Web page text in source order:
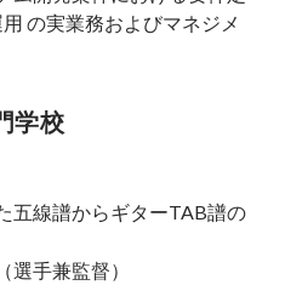
の実業務およびマネジメ
学校
五線譜からギターTAB譜の
手兼監督）